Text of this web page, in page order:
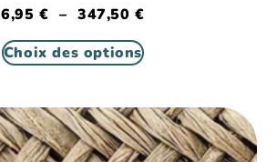
6,95€ – 347,50€
Choix des options